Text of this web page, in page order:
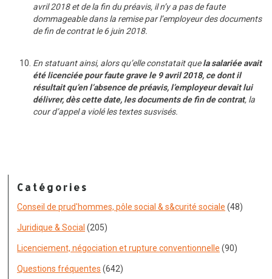
avril 2018 et de la fin du préavis, il n’y a pas de faute
dommageable dans la remise par l’employeur des documents
de fin de contrat le 6 juin 2018.
En statuant ainsi, alors qu’elle constatait quela salariée avait
été licenciée pour faute grave le 9 avril 2018, ce dont il
résultait qu’en l’absence de préavis, l’employeur devait lui
délivrer, dès cette date, les documents de fin de contrat, la
cour d’appel a violé les textes susvisés.
Catégories
Conseil de prud'hommes, pôle social & s&curité sociale (48)
Juridique & Social (205)
Licenciement, négociation et rupture conventionnelle (90)
Questions fréquentes (642)